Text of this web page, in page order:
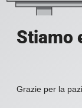
Stiamo
Grazie per la